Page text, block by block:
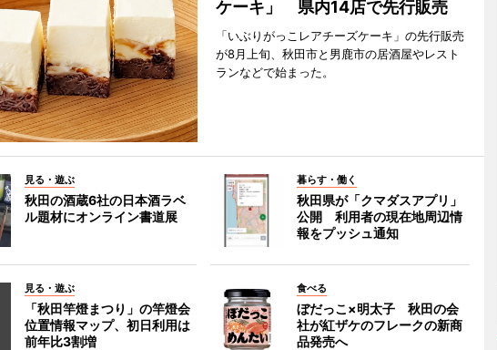
ケーキ」 県内14店で先行販売
「いぶりがっこレアチーズケーキ」の先行販売
が8月上旬、秋田市と男鹿市の居酒屋やレスト
ランなどで始まった。
見る・遊ぶ
秋田の酒蔵6社の日本酒ラベ
ル題材にオンライン書道展
暮らす・働く
秋田県が「クマダスアプリ」
公開 利用者の現在地周辺情
報をプッシュ通知
見る・遊ぶ
「秋田竿燈まつり」の竿燈会
位置情報マップ、初日利用は
前年比3割増
食べる
ぼだっこ×明太子 秋田の会
社が紅ザケのフレークの新商
品発売へ